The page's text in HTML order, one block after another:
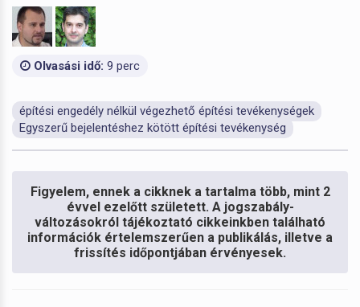
Olvasási idő: 9 perc
építési engedély nélkül végezhető építési tevékenységek
Egyszerű bejelentéshez kötött építési tevékenység
Figyelem, ennek a cikknek a tartalma több, mint 2
évvel ezelőtt született. A jogszabály-
változásokról tájékoztató cikkeinkben található
információk értelemszerűen a publikálás, illetve a
frissítés időpontjában érvényesek.